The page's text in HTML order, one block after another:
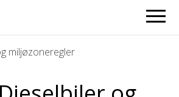
miljøzoneregler